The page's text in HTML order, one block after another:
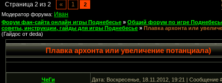
Страница 2 из 2 « 1
2
Модератор форума: Иван
Форум фан-сайта онлайн игры Поднебесье » Общий форум по игре
советы, инструкции, гайды для игры Поднебесье » Плавка архонта или
(Гайдос от deda)
Плавка архонта или увеличение потанциала)
ЧеГи Дата: Воскресенье, 18.11.2012, 19:21 | Сообщение